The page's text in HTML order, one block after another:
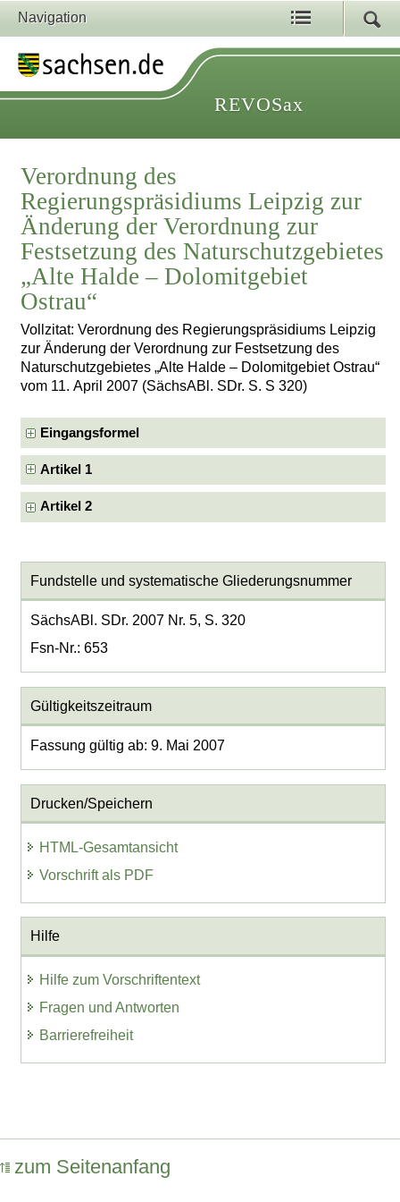
Navigation
REVOSax
Verordnung des
Regierungspräsidiums Leipzig zur
Änderung der Verordnung zur
Festsetzung des Naturschutzgebietes
„Alte Halde – Dolomitgebiet
Ostrau“
Vollzitat: Verordnung des Regierungspräsidiums Leipzig
zur Änderung der Verordnung zur Festsetzung des
Naturschutzgebietes „Alte Halde – Dolomitgebiet Ostrau“
vom 11. April 2007 (SächsABl. SDr. S. S 320)
Eingangsformel
Artikel 1
Artikel 2
Fundstelle und systematische Gliederungsnummer
SächsABl. SDr. 2007 Nr. 5, S. 320
Fsn-Nr.: 653
Gültigkeitszeitraum
Fassung gültig ab: 9. Mai 2007
Drucken/Speichern
HTML-Gesamtansicht
Vorschrift als PDF
Hilfe
Hilfe zum Vorschriftentext
Fragen und Antworten
Barrierefreiheit
zum Seitenanfang